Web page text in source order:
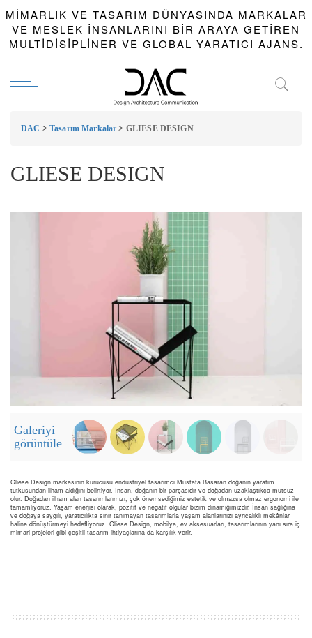
MIMARLIK VE TASARIM DÜNYASINDA MARKALAR
VE MESLEK INSANLARINI BIR ARAYA GETIREN
MULTIDISIPLINER VE GLOBAL YARATICI AJANS.
DAC > Tasarım Markalar > GLIESE DESIGN
GLIESE DESIGN
Galeriyi
görüntüle
Gliese Design markasının kurucusu endüstriyel tasarımcı Mustafa Basaran doğanın yaratım
tutkusundan ilham aldığını belirtiyor. İnsan, doğanın bir parçasıdır ve doğadan uzaklaştıkça mutsuz
olur. Doğadan ilham alan tasarımlarımızı, çok önemsediğimiz estetik ve olmazsa olmaz ergonomi ile
tamamlıyoruz. Yaşam enerjisi olarak, pozitif ve negatif olgular bizim dinamiğimizdir. İnsan sağlığına
ve doğaya saygılı, yaratıcılıkta sınır tanımayan tasarımlarla yaşam alanlarınızı ayrıcalıklı mekânlar
haline dönüştürmeyi hedefliyoruz. Gliese Design, mobilya, ev aksesuarları, tasarımlarının yanı sıra iç
mimari projeleri gibi çeşitli tasarım ihtiyaçlarına da karşılık verir.